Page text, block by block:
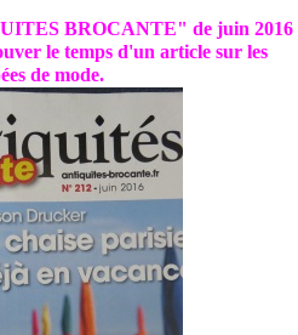
BROCANTE" de juin 2016
le temps d'un article sur les
de mode.